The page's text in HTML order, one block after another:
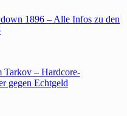
1896 – Alle Infos zu den
Tarkov – Hardcore-
gegen Echtgeld